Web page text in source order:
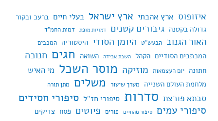
איזופוס ארץ אהבתי ארץ ישראל בעלי חיים ברעב ובקור
גדולה בקטנה גיבורים קטנים דמויות מופת דמות החמ"ד
האור הגנוב הבעש"ט היומן הסודי היסטוריה המכבים
המכתבים הסודיים הקהל השבת אבידה השואה חגים חנוכה
חתונה יום העצמאות מוזיקה מוסר השכל מי האיש
מלחמת העולם השנייה מערך שיעור משלים מתן תורה
סבתא פורצת סדרות סיפורי חז"ל סיפורי חסידים
סיפורי עמים
סיפור מהחיים פורים פיוטים פסח צדיקים